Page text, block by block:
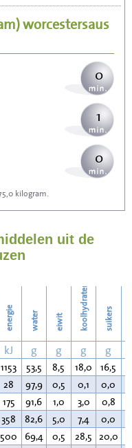
worcestersaus
1
0
1
0
kilogram.
uit de
energie water eiwit koolhydraten suikers
kJ g g g g
1153 53,5 8,5 18,0 16,5
28 97,9 0,5 0,1 0,0
175 91,6 1,0 3,0 0,8
358 82,6 5,0 7,4 0,0
500 69,4 0,5 28,5 20,0